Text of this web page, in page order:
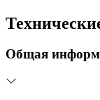
Общая